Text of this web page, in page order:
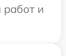
работ и